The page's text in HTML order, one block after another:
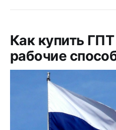
Как купить
рабочие